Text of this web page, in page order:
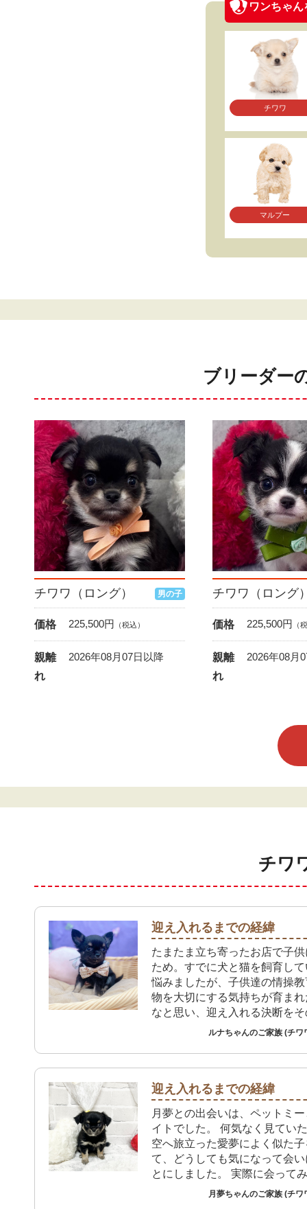
ワンちゃん
チワワ
マルプー
ブリーダー
チワワ（ロング） 男の子
価格 225,500円 （税込）
親離
れ
2026年08月07日以降
チワワ（ロング
価格 225,500円 （
親離
れ
2026年08月
チワ
迎え入れるまでの経緯
たまたま立ち寄ったお店で子
ため。すでに犬と猫を飼育し
悩みましたが、子供達の情操
物を大切にする気持ちが育ま
なと思い、迎え入れる決断を
ルナちゃんのご家族 (チワ
迎え入れるまでの経緯
月夢との出会いは、ペットミ
イトでした。 何気なく見てい
空へ旅立った愛夢によく似た
て、どうしても気になって会
とにしました。 実際に会ってみると、顔
立ちは先住犬の理夢にそっく
月夢ちゃんのご家族 (チワ